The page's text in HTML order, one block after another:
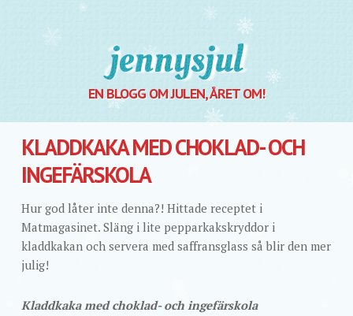
Jennysjul
EN BLOGG OM JULEN, ÅRET OM!
KLADDKAKA MED CHOKLAD- OCH
INGEFÄRSKOLA
Hur god låter inte denna?! Hittade receptet i
Matmagasinet. Släng i lite pepparkakskryddor i
kladdkakan och servera med saffransglass så blir den mer
julig!
Kladdkaka med choklad- och ingefärskola